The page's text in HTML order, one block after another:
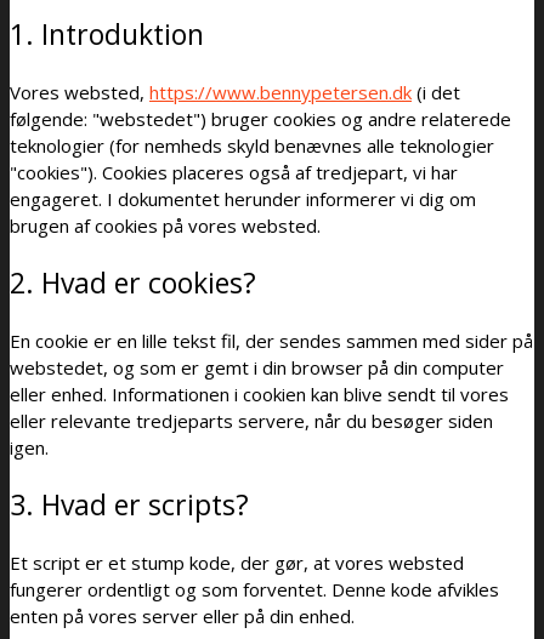
1. Introduktion
Vores websted, https://www.bennypetersen.dk (i det
følgende: "webstedet") bruger cookies og andre relaterede
teknologier (for nemheds skyld benævnes alle teknologier
"cookies"). Cookies placeres også af tredjepart, vi har
engageret. I dokumentet herunder informerer vi dig om
brugen af ​​cookies på vores websted.
2. Hvad er cookies?
En cookie er en lille tekst fil, der sendes sammen med sider på
webstedet, og som er gemt i din browser på din computer
eller enhed. Informationen i cookien kan blive sendt til vores
eller relevante tredjeparts servere, når du besøger siden
igen.
3. Hvad er scripts?
Et script er et stump kode, der gør, at vores websted
fungerer ordentligt og som forventet. Denne kode afvikles
enten på vores server eller på din enhed.